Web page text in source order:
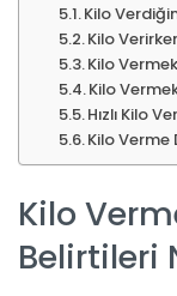
Kilo
Kilo
Kilo
Kilo
Hızlı Kilo
Kilo Verme
Kilo
Belirtileri